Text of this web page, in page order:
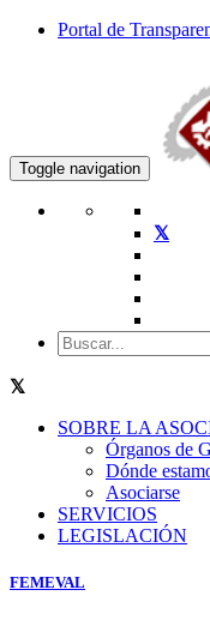
Portal de
Toggle navigation
SOBRE LA
Órganos de
Dónde
Asociarse
SERVICIOS
LEGISLACIÓN
FEMEVAL